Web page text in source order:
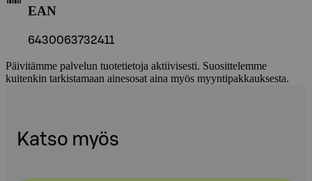
EAN
6430063732411
Päivitämme palvelun tuotetietoja aktiivisesti. Suosittelemme
kuitenkin tarkistamaan ainesosat aina myös myyntipakkauksesta.
Katso myös